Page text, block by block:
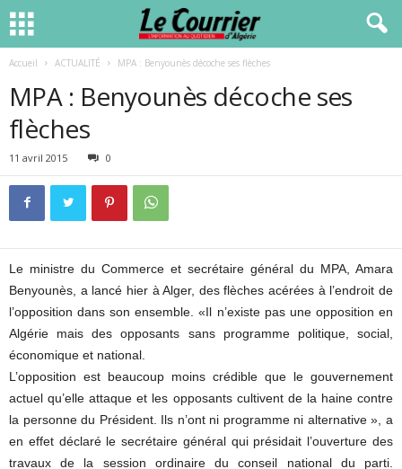
Accueil ACTUALITÉ MPA : Benyounès décoche ses flèches
MPA : Benyounès décoche ses
flèches
11 avril 2015 0
Le ministre du Commerce et secrétaire général du MPA, Amara
Benyounès, a lancé hier à Alger, des flèches acérées à l’endroit de
l’opposition dans son ensemble. «Il n’existe pas une opposition en
Algérie mais des opposants sans programme politique, social,
économique et national.
L’opposition est beaucoup moins crédible que le gouvernement
actuel qu’elle attaque et les opposants cultivent de la haine contre
la personne du Président. Ils n’ont ni programme ni alternative », a
en effet déclaré le secrétaire général qui présidait l’ouverture des
travaux de la session ordinaire du conseil national du parti.